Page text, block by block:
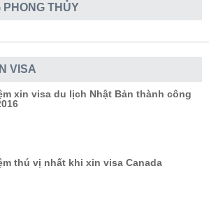
THỦY
VISA
xin visa du lịch Nhật Bản thành công
thú vị nhất khi xin visa Canada